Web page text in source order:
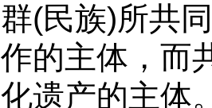
群(民族)所共
作的主体，而
化遗产的主体